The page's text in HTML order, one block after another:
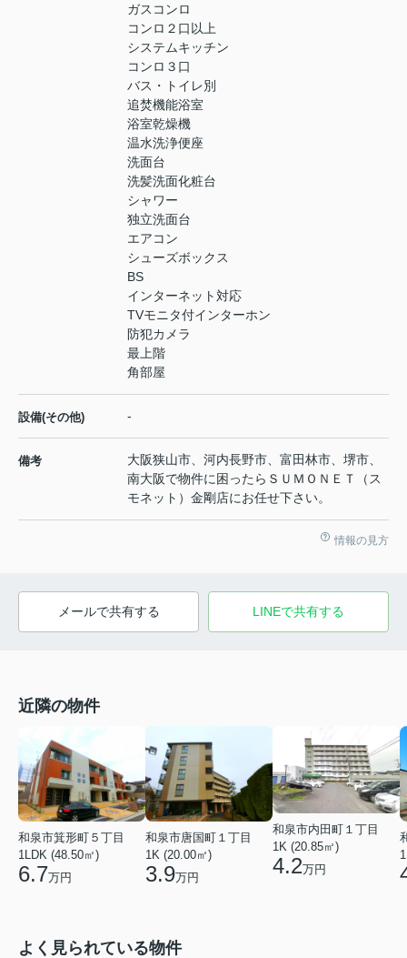
ガスコンロ
コンロ２口以上
システムキッチン
コンロ３口
バス・トイレ別
追焚機能浴室
浴室乾燥機
温水洗浄便座
洗面台
洗髪洗面化粧台
シャワー
独立洗面台
エアコン
シューズボックス
BS
インターネット対応
TVモニタ付インターホン
防犯カメラ
最上階
角部屋
設備(その他) -
備考
大阪狭山市、河内長野市、富田林市、堺市、
南大阪で物件に困ったらＳＵＭＯＮＥＴ（ス
モネット）金剛店にお任せ下さい。
情報の見方
メールで共有する LINEで共有する
近隣の物件
和泉市箕形町５丁目
1LDK (48.50㎡)
6.7万円
和泉市唐国町１丁目
1K (20.00㎡)
3.9万円
和泉市内田町１丁目
1K (20.85㎡)
4.2万円
よく見られている物件